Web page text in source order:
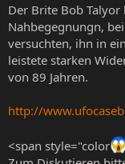
Der Brite Bob
Nahbegegnungn,
versuchten, ihn in
leistete starken
von 89 Jahren.
http://
<span style="color